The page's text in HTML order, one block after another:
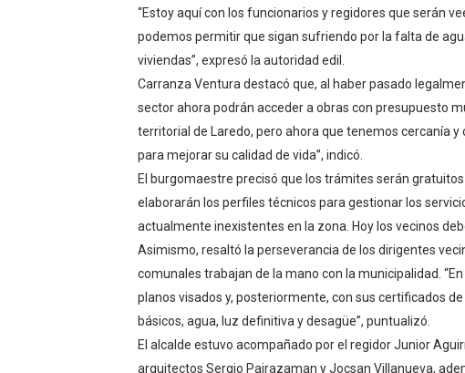
“Estoy aquí con los funcionarios y regidores que serán
podemos permitir que sigan sufriendo por la falta de
viviendas”, expresó la autoridad edil.
Carranza Ventura destacó que, al haber pasado
sector ahora podrán acceder a obras con presupuesto
territorial de Laredo, pero ahora que tenemos cercanía
para mejorar su calidad de vida”, indicó.
El burgomaestre precisó que los trámites serán
elaborarán los perfiles técnicos para gestionar los
actualmente inexistentes en la zona. Hoy los vecinos
Asimismo, resaltó la perseverancia de los dirigentes
comunales trabajan de la mano con la municipalidad.
planos visados y, posteriormente, con sus certificados
básicos, agua, luz definitiva y desagüe”, puntualizó.
El alcalde estuvo acompañado por el regidor Junior
arquitectos Sergio Pairazaman y Jocsan Villanueva,